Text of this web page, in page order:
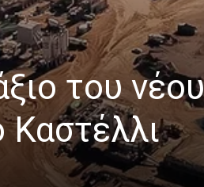
του
Καστέλλι